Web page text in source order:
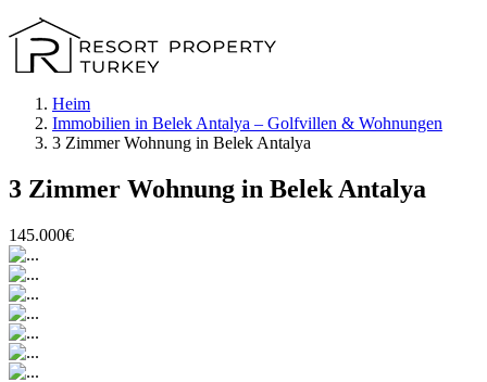
Heim
Immobilien in Belek Antalya – Golfvillen & Wohnungen
3 Zimmer Wohnung in Belek Antalya
3 Zimmer Wohnung in Belek Antalya
145.000€